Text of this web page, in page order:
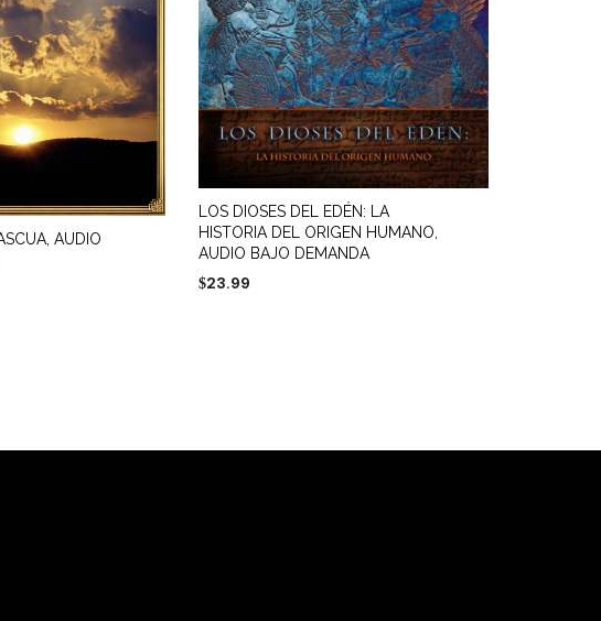
AUDIO
LOS DIOSES DEL EDÉN: LA
HISTORIA DEL ORIGEN HUMANO,
AUDIO BAJO DEMANDA
$23.99